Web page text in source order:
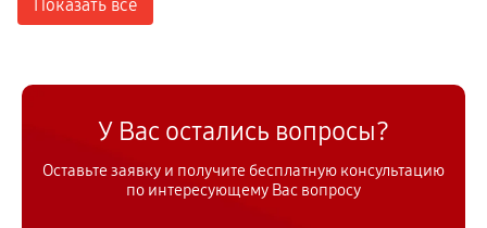
Показать все
У Вас остались вопросы?
Оставьте заявку и получите бесплатную консультацию
по интересующему Вас вопросу